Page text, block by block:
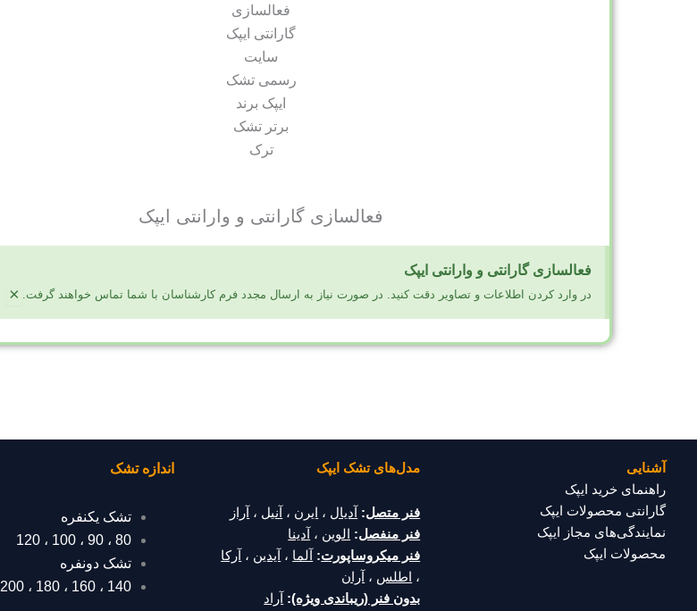
فعالسازی گارانتی و وارانتی ایپک
فعالسازی گارانتی و وارانتی ایپک
در وارد کردن اطلاعات و تصاویر دقت کنید. در صورت نیاز به ارسال مجدد فرم کارشناسان با شما تماس خواهند گرفت. ×
آشنایی
راهنمای خرید ایپک
گارانتی محصولات ایپک
نمایندگی‌های مجاز ایپک
محصولات ایپک
مدل‌های تشک ایپک
فنر متصل: آدیال ، ایرن ، آنیل ، آراز
فنر منفصل: الوین ، آدینا
فنر میکروساپورت: آلما ، آیدین ، آرکا
، اطلس ، آران
بدون فنر (ریباندی ویژه): آراد
اندازه تشک
تشک یکنفره
80، 90، 100 ، 120
تشک دونفره
140 ، 160 ، 180 ، 200